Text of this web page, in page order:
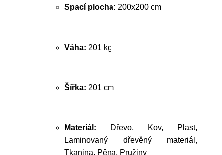
Spací plocha: 200x200 cm
Váha: 201 kg
Šířka: 201 cm
Materiál: Dřevo, Kov, Plast,
Laminovaný dřevěný materiál,
Tkanina, Pěna, Pružiny